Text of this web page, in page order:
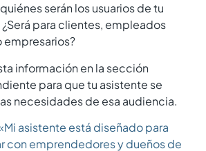
serán los usuarios de tu
para clientes, empleados
empresarios?
información en la sección
para que tu asistente se
necesidades de esa audiencia.
asistente está diseñado para
con emprendedores y dueños de